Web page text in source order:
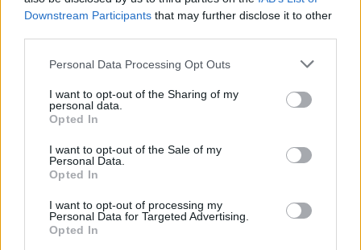
Downstream Participants that may further disclose it to other
Personal Data Processing Opt Outs
I want to opt-out of the Sharing of my
personal data.
Opted In
I want to opt-out of the Sale of my
Personal Data.
Opted In
I want to opt-out of processing my
Personal Data for Targeted Advertising.
Opted In